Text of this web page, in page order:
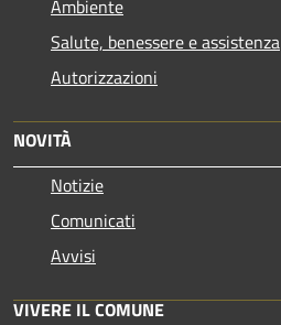
Ambiente
Salute, benessere e assistenza
Autorizzazioni
NOVITÀ
Notizie
Comunicati
Avvisi
VIVERE IL COMUNE